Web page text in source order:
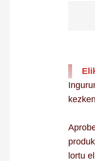
lortu